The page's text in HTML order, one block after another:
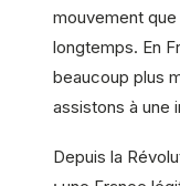
mouvement que
longtemps. En
beaucoup plus
assistons à une
Depuis la